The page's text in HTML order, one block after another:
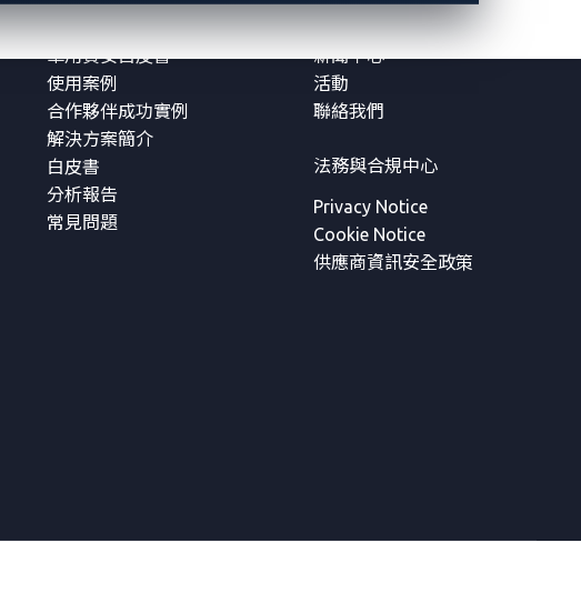
研究報告
車用資安白皮書
使用案例
合作夥伴成功實例
解決方案簡介
白皮書
分析報告
常見問題
合作夥伴
新聞中心
活動
聯絡我們
法務與合規中心
Privacy Notice
Cookie Notice
供應商資訊安全政策